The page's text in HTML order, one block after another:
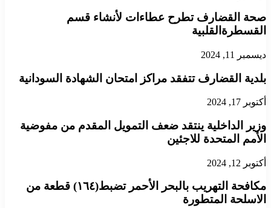
صحة القضارف تطرح عطاءات لأنشاء قسم
القسطرةالقلبية
ديسمبر 11, 2024
بلدية القضارف تتفقد مراكز امتحان الشهادة السودانية
أكتوبر 17, 2024
وزير الداخلية ينتقد ضعف التمويل المقدم من مفوضية
الأمم المتحدة للاجئين
أكتوبر 12, 2024
مكافحة التهريب بالبحر الأحمر تضبط(١٦٤) قطعة من
الاسلحة المتطورة